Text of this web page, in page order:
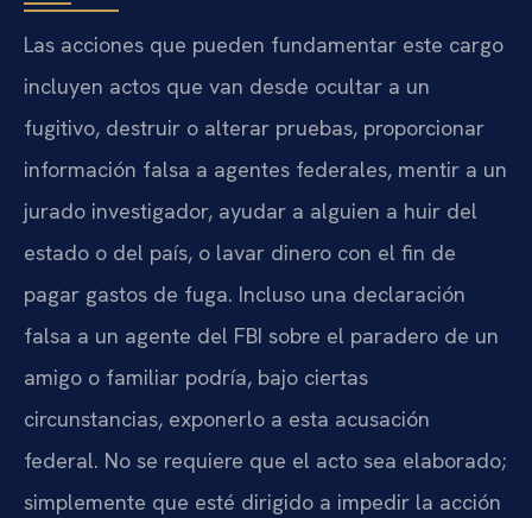
Las acciones que pueden fundamentar este cargo
incluyen actos que van desde ocultar a un
fugitivo, destruir o alterar pruebas, proporcionar
información falsa a agentes federales, mentir a un
jurado investigador, ayudar a alguien a huir del
estado o del país, o lavar dinero con el fin de
pagar gastos de fuga. Incluso una declaración
falsa a un agente del FBI sobre el paradero de un
amigo o familiar podría, bajo ciertas
circunstancias, exponerlo a esta acusación
federal. No se requiere que el acto sea elaborado;
simplemente que esté dirigido a impedir la acción